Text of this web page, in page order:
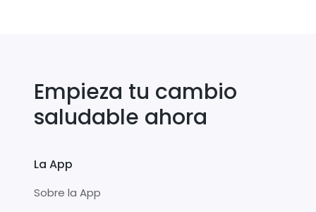
Empieza tu cambio
saludable ahora
La App
Sobre la App